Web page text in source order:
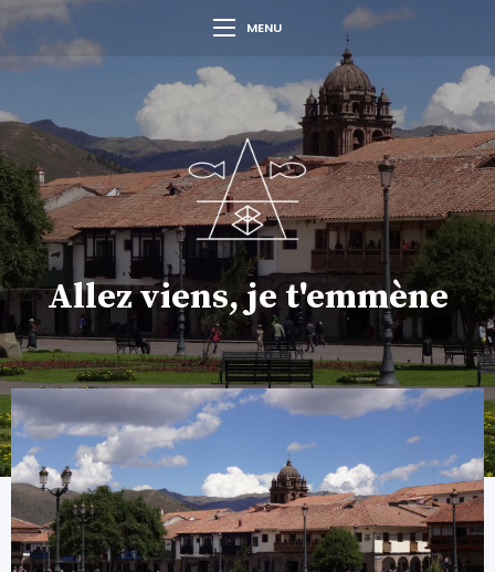
MENU
Allez viens, je t'emmène